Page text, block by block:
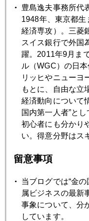
2024年03月29日
ＮＹ金（６月限）２
ル視野に
2024年03月28日
ＮＹ金、再び２２００
2024年03月27日
2024年03月26日
ＦＲＢ内部タカ派８
豊島逸夫事務所代
1948年、東京都
経済専攻）。三菱
スイス銀行で外国
躍。2011年9月ま
ル（WGC）の日
リッヒやニューヨ
もとに、自由な立
経済動向について
国内第一人者”と
初心者にも分かり
い。得意分野はス
留意事項
当ブログでは“金
属ビジネスの最新
事象について、分
しています。